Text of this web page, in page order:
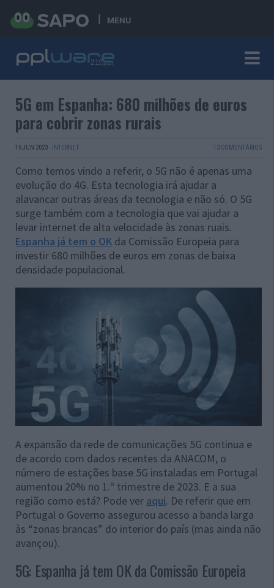
MENU
5G em Espanha: 680 milhões de euros
para cobrir zonas rurais
16 JUN 2023 · INTERNET 13 COMENTÁRIOS
Como temos vindo a referir, o 5G não é apenas uma
evolução do 4G. Esta tecnologia irá ajudar a
alavancar outras áreas da tecnologia e não só. O 5G
surge também com a tecnologia que vai ajudar a
levar internet de alta velocidade às zonas ruais.
Espanha já tem o OK da Comissão Europeia para
investir 680 milhões de euros em zonas de baixa
densidade populacional.
A expansão da rede de comunicações 5G continua e
de acordo com dados recentes da ANACOM, o
número de estações base 5G instaladas em Portugal
aumentou 20% no 1.º trimestre de 2023. E a sua
região como está? Pode ver aqui. De referir que em
Portugal o Governo assegurou acesso a banda larga
às “zonas brancas” do interior do país (mas ainda não
avançou).
5G: Espanha já tem OK da Comissão Europeia